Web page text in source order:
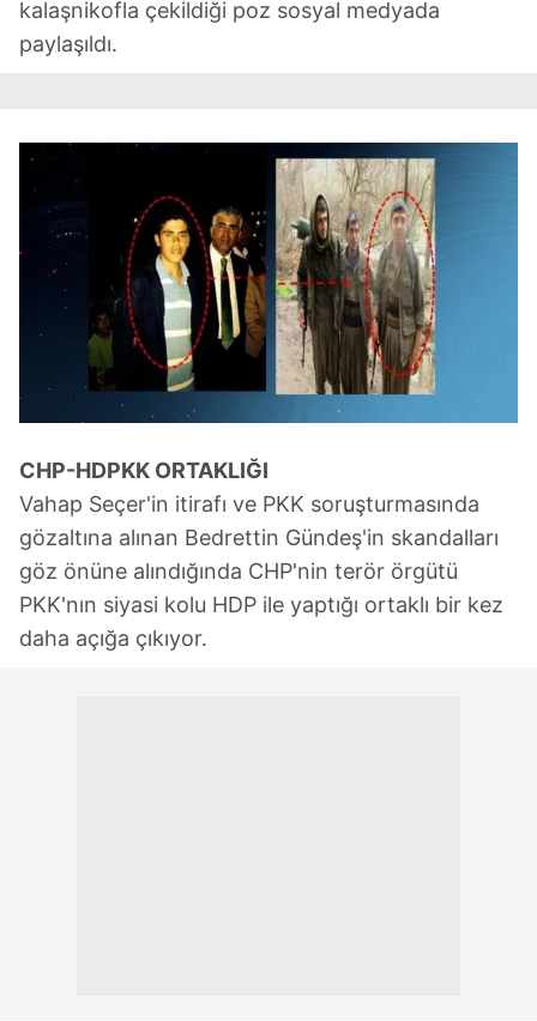
kalaşnikofla çekildiği poz sosyal medyada
paylaşıldı.
CHP-HDPKK ORTAKLIĞI
Vahap Seçer'in itirafı ve PKK soruşturmasında
gözaltına alınan Bedrettin Gündeş'in skandalları
göz önüne alındığında CHP'nin terör örgütü
PKK'nın siyasi kolu HDP ile yaptığı ortaklı bir kez
daha açığa çıkıyor.